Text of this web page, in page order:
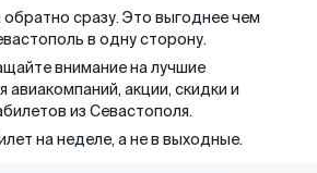
обратно сразу. Это выгоднее чем
в одну сторону.
внимание на лучшие
акции, скидки и
из Севастополя.
на неделе, а не в выходные.